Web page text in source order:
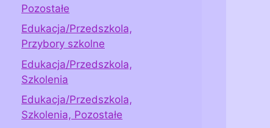
Pozostałe
Edukacja/Przedszkola,
Przybory szkolne
Edukacja/Przedszkola,
Szkolenia
Edukacja/Przedszkola,
Szkolenia, Pozostałe